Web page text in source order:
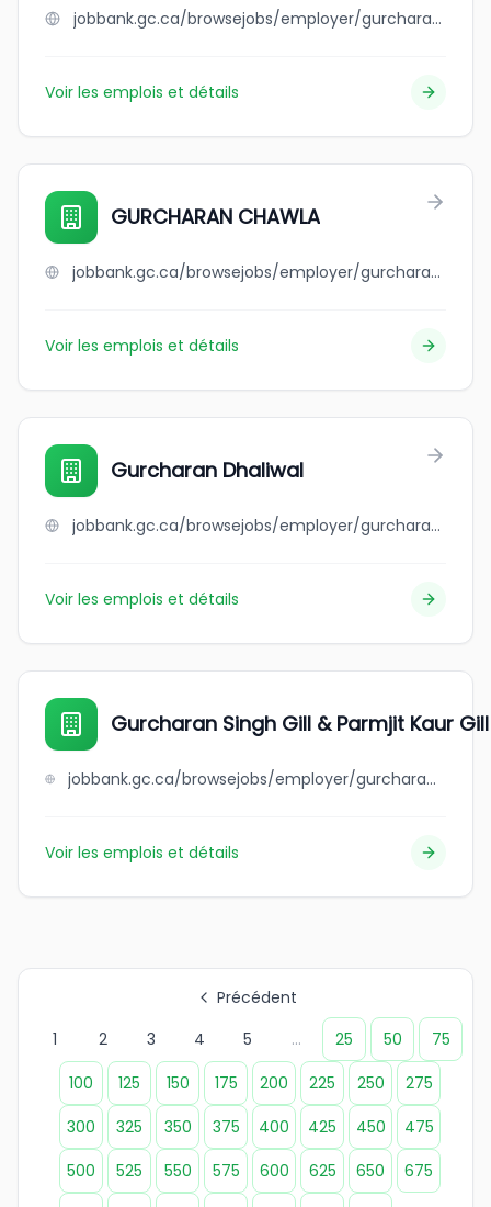
jobbank.gc.ca/browsejobs/employer/gurcharan+brar/ca
Voir les emplois et détails
GURCHARAN CHAWLA
jobbank.gc.ca/browsejobs/employer/gurcharan+chawla/ca
Voir les emplois et détails
Gurcharan Dhaliwal
jobbank.gc.ca/browsejobs/employer/gurcharan+dhaliwal/ca
Voir les emplois et détails
Gurcharan Singh Gill & Parmjit Kaur Gill
jobbank.gc.ca/browsejobs/employer/gurcharan+singh+gill+%26+parmjit+kaur+gill/ca
Voir les emplois et détails
Précédent
1
2 3 4 5 ... 25 50
75
100
125 150 175 200 225 250
275
300
325 350 375 400 425 450
475
500
525 550 575 600 625 650
675